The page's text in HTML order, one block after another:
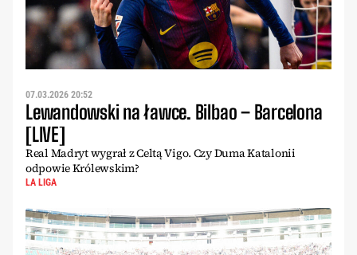
07.03.2026 20:52
Lewandowski na ławce. Bilbao – Barcelona
[LIVE]
Real Madryt wygrał z Celtą Vigo. Czy Duma Katalonii
odpowie Królewskim?
LA LIGA